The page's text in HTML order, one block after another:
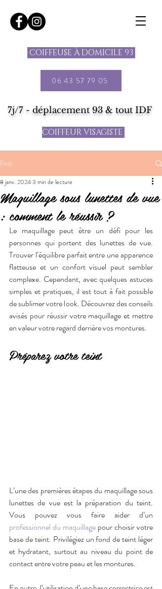
COIFFEUSE À DOMICILE 93
06 43 57 79 05
7j/7 - déplacement 93 & tout IDF
COIFFEUR VISAGISTE
Post
Maquillage sous lunettes de vue
: comment le réussir ?
8 janv. 20243 min de lecture
Le maquillage peut être un défi pour les
personnes qui portent des lunettes de vue.
Trouver l’équilibre parfait entre une apparence
flatteuse et un confort visuel peut sembler
complexe. Cependant, avec quelques astuces
simples et pratiques, il est tout à fait possible
de sublimer votre look. Découvrez des conseils
avisés pour réussir votre maquillage et mettre
en valeur votre regard derrière vos montures.
Préparez votre teint
L’une des premières étapes du maquillage sous
lunettes de vue est la préparation du teint.
professionnel du maquillage pour choisir votre
base de teint. Privilégiez un fond de teint léger
et hydratant, surtout au niveau du point de
contact entre votre peau et les montures.